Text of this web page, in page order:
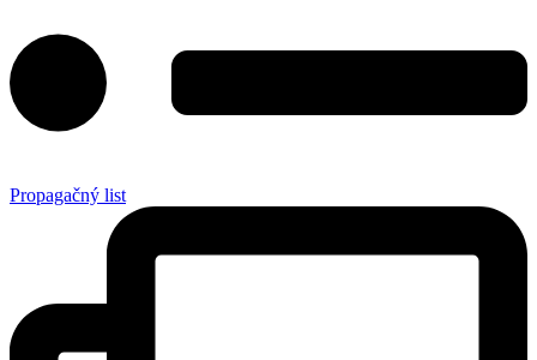
Propagačný list